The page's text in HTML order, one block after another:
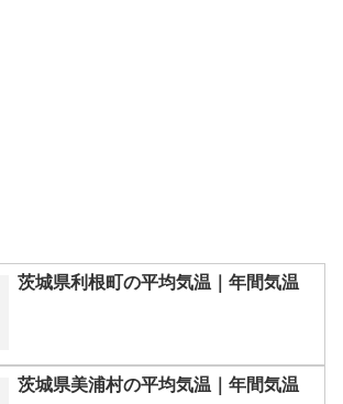
茨城県利根町の平均気温｜年間気温
茨城県美浦村の平均気温｜年間気温